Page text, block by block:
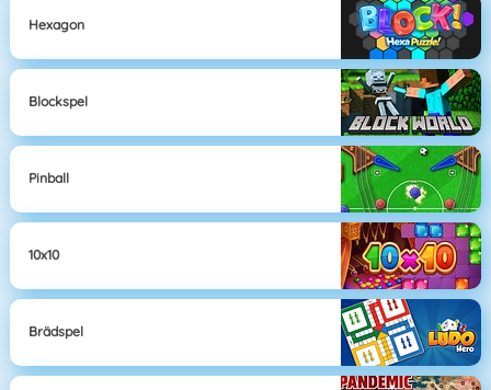
Hexagon
Blockspel
Pinball
10x10
Brädspel